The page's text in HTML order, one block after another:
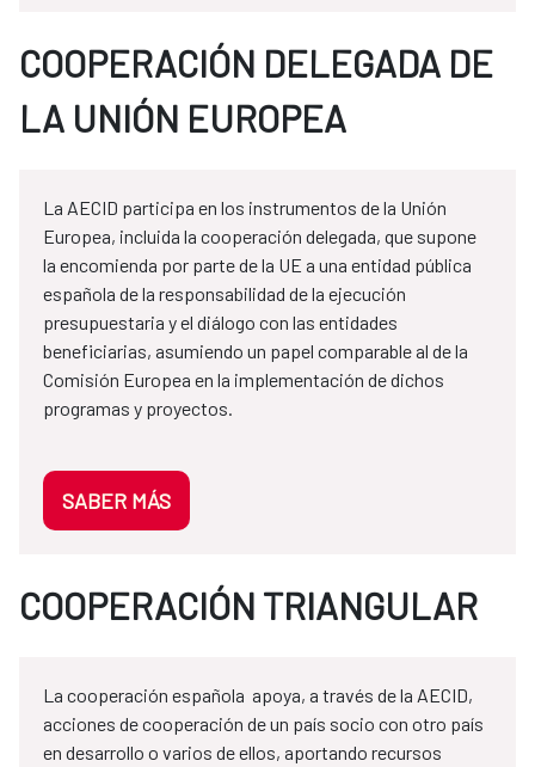
COOPERACIÓN DELEGADA DE
LA UNIÓN EUROPEA
La AECID participa en los instrumentos de la Unión
Europea, incluida la cooperación delegada, que supone
la encomienda por parte de la UE a una entidad pública
española de la responsabilidad de la ejecución
presupuestaria y el diálogo con las entidades
beneficiarias, asumiendo un papel comparable al de la
Comisión Europea en la implementación de dichos
programas y proyectos.
SABER MÁS
COOPERACIÓN TRIANGULAR
La cooperación española apoya, a través de la AECID,
acciones de cooperación de un país socio con otro país
en desarrollo o varios de ellos, aportando recursos